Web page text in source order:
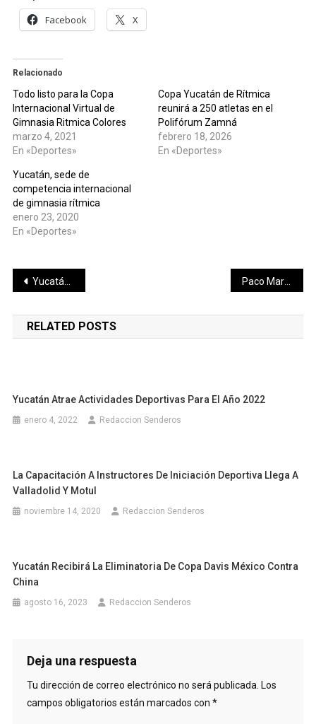
Facebook X
Relacionado
Todo listo para la Copa
Internacional Virtual de
Gimnasia Ritmica Colores
marzo 4, 2021
En «Deportes»
Copa Yucatán de Rítmica
reunirá a 250 atletas en el
Polifórum Zamná
febrero 18, 2026
En «Deportes»
Yucatán, sede de
competencia internacional
de gimnasia rítmica
enero 23, 2020
En «Deportes»
Navegación
de
entradas
Yucatán continúa con promoción turística en el sur de México
RELATED POSTS
Yucatán Atrae Actividades Deportivas Para El Año 2022
enero 4, 2022 Redaccion Senderos
La Capacitación A Instructores De Iniciación Deportiva Llega A
Valladolid Y Motul
noviembre 14, 2020 Redaccion Senderos
Yucatán Recibirá La Eliminatoria De Copa Davis México Contra
China
agosto 16, 2023 Redaccion Senderos
Deja una respuesta
Tu dirección de correo electrónico no será publicada. Los
campos obligatorios están marcados con *